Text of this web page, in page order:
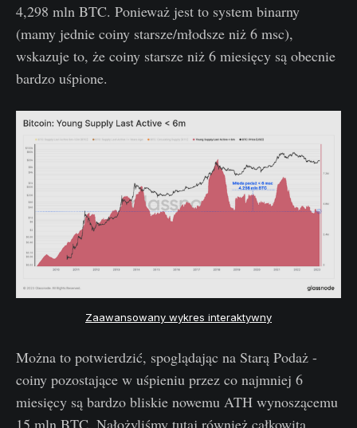
4,298 mln BTC. Ponieważ jest to system binarny
(mamy jednie coiny starsze/młodsze niż 6 msc),
wskazuje to, że coiny starsze niż 6 miesięcy są obecnie
bardzo uśpione.
Zaawansowany wykres interaktywny
Można to potwierdzić, spoglądając na Starą Podaż -
coiny pozostające w uśpieniu przez co najmniej 6
miesięcy są bardzo bliskie nowemu ATH wynoszącemu